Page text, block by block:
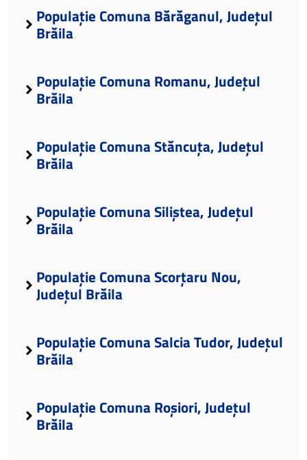
Populație Comuna Bărăganul, Județul
Brăila
Populație Comuna Romanu, Județul
Brăila
Populație Comuna Stăncuța, Județul
Brăila
Populație Comuna Siliștea, Județul
Brăila
Populație Comuna Scorțaru Nou,
Județul Brăila
Populație Comuna Salcia Tudor, Județul
Brăila
Populație Comuna Roșiori, Județul
Brăila